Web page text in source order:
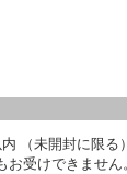
（未開封に限る）
受けできません